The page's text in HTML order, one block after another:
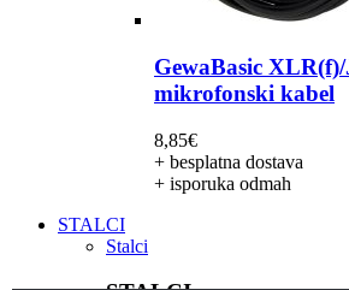
GewaBasic
mikrofonski kabel
8,85€
+ besplatna dostava
+ isporuka odmah
STALCI
Stalci